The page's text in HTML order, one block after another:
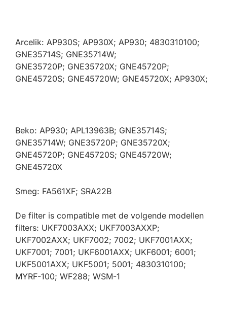
Arcelik: AP930S; AP930X; AP930; 4830310100;
GNE35714S; GNE35714W;
GNE35720P; GNE35720X; GNE45720P;
GNE45720S; GNE45720W; GNE45720X; AP930X;
Beko: AP930; APL13963B; GNE35714S;
GNE35714W; GNE35720P; GNE35720X;
GNE45720P; GNE45720S; GNE45720W;
GNE45720X
Smeg: FA561XF; SRA22B
De filter is compatible met de volgende modellen
filters: UKF7003AXX; UKF7003AXXP;
UKF7002AXX; UKF7002; 7002; UKF7001AXX;
UKF7001; 7001; UKF6001AXX; UKF6001; 6001;
UKF5001AXX; UKF5001; 5001; 4830310100;
MYRF-100; WF288; WSM-1